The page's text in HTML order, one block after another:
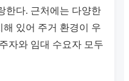
한다. 근처에는 다양한
있어 주거 환경이 우
자와 임대 수요자 모두